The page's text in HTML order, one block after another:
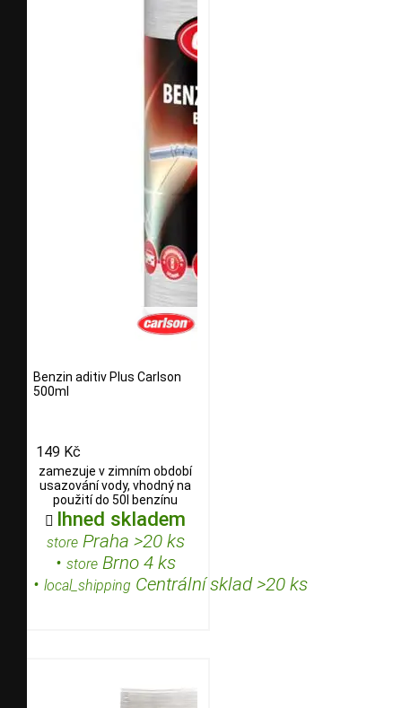
Benzin aditiv Plus Carlson
500ml
149 Kč
zamezuje v zimním období
usazování vody, vhodný na
použití do 50l benzínu
 Ihned skladem
storePraha >20 ks
• storeBrno 4 ks
• local_shipping Centrální sklad >20 ks